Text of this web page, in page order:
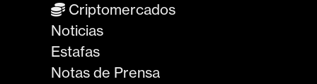
Criptomercados
Noticias
Estafas
Notas de Prensa